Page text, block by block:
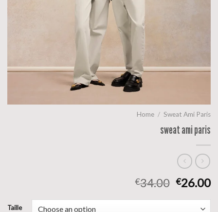
Home / Sweat Ami Paris
sweat ami paris
€34.00 €26.00
Taille